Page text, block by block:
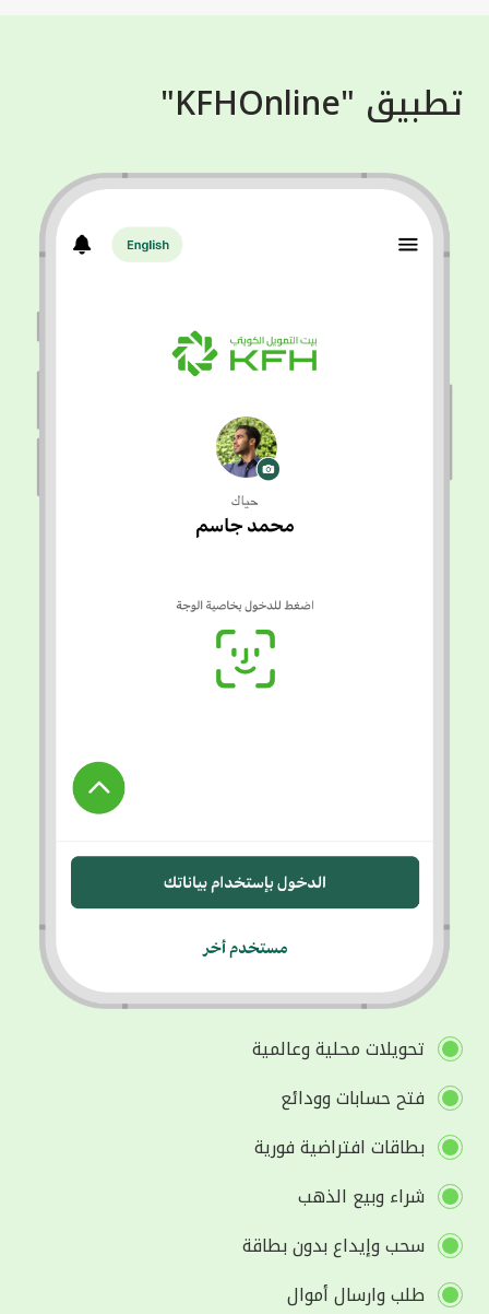
تطبيق "KFHOnline"
تحويلات محلية وعالمية
فتح حسابات وودائع
بطاقات افتراضية فورية
شراء وبيع الذهب
سحب وإيداع بدون بطاقة
طلب وارسال أموال